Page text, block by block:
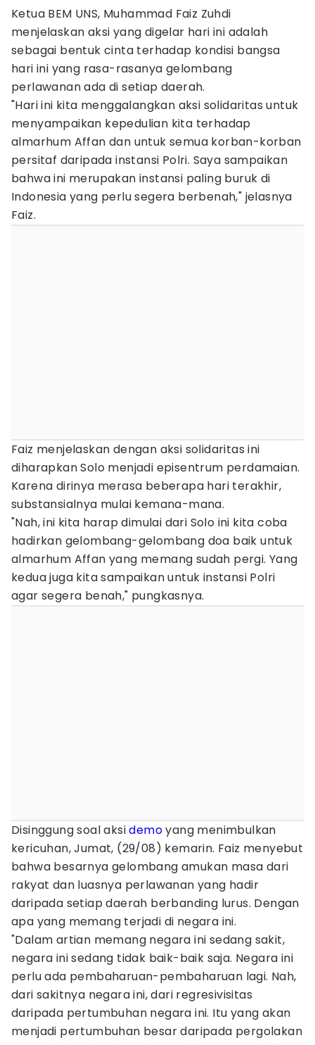
Ketua BEM UNS, Muhammad Faiz Zuhdi
menjelaskan aksi yang digelar hari ini adalah
sebagai bentuk cinta terhadap kondisi bangsa
hari ini yang rasa-rasanya gelombang
perlawanan ada di setiap daerah.
"Hari ini kita menggalangkan aksi solidaritas untuk
menyampaikan kepedulian kita terhadap
almarhum Affan dan untuk semua korban-korban
persitaf daripada instansi Polri. Saya sampaikan
bahwa ini merupakan instansi paling buruk di
Indonesia yang perlu segera berbenah," jelasnya
Faiz.
Faiz menjelaskan dengan aksi solidaritas ini
diharapkan Solo menjadi episentrum perdamaian.
Karena dirinya merasa beberapa hari terakhir,
substansialnya mulai kemana-mana.
"Nah, ini kita harap dimulai dari Solo ini kita coba
hadirkan gelombang-gelombang doa baik untuk
almarhum Affan yang memang sudah pergi. Yang
kedua juga kita sampaikan untuk instansi Polri
agar segera benah," pungkasnya.
Disinggung soal aksidemoyang menimbulkan
kericuhan, Jumat, (29/08) kemarin. Faiz menyebut
bahwa besarnya gelombang amukan masa dari
rakyat dan luasnya perlawanan yang hadir
daripada setiap daerah berbanding lurus. Dengan
apa yang memang terjadi di negara ini.
"Dalam artian memang negara ini sedang sakit,
negara ini sedang tidak baik-baik saja. Negara ini
perlu ada pembaharuan-pembaharuan lagi. Nah,
dari sakitnya negara ini, dari regresivisitas
daripada pertumbuhan negara ini. Itu yang akan
menjadi pertumbuhan besar daripada pergolakan